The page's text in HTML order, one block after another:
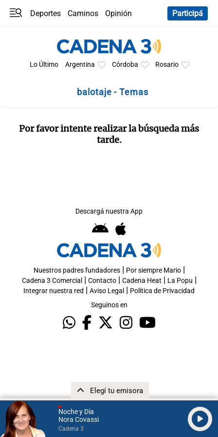
Noche y Día
Nora Covassi
Cadena 3
Elegí tu emisora
Deportes Caminos
Opinión
Participá
Lo Último Argentina Córdoba Rosario
balotaje - Temas
Por favor intente realizar la búsqueda más
tarde.
Descargá nuestra App
Nuestros padres fundadores| Por siempre Mario|
Cadena 3 Comercial | Contacto| Cadena Heat | La Popu |
Integrar nuestra red | Aviso Legal | Política de Privacidad
Seguinos en